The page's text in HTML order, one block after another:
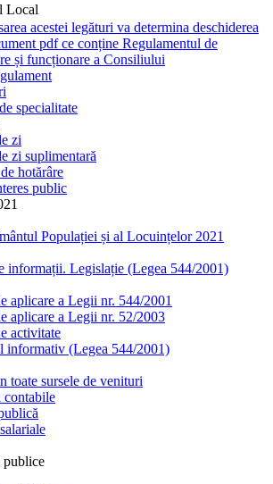
Local
acestei legături va determina deschiderea
pdf ce conține Regulamentul de
și funcționare a Consiliului
specialitate
zi
zi suplimentară
hotărâre
public
Populației și al Locuințelor 2021
informații. Legislație (Legea 544/2001)
aplicare a Legii nr. 544/2001
aplicare a Legii nr. 52/2003
activitate
informativ (Legea 544/2001)
toate sursele de venituri